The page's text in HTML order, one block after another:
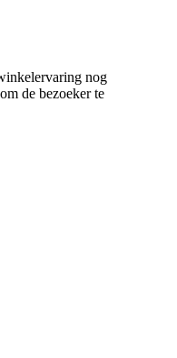
nog
de bezoeker te